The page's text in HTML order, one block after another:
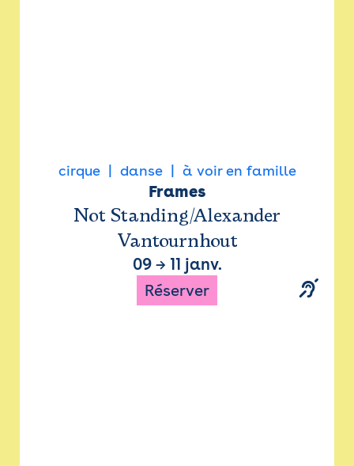
cirque danse à voir en famille
Frames
Not Standing/Alexander
Vantournhout
09→ 11 janv.
Réserver